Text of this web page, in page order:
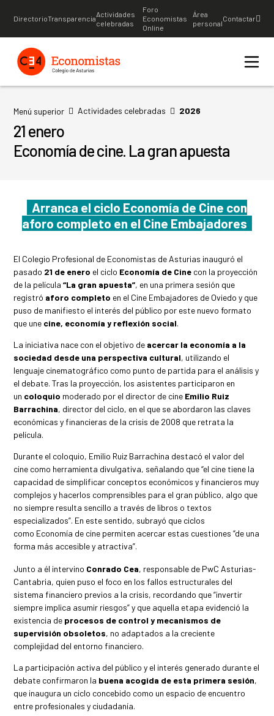
DirectorioTransparencia
Actividades
celebradas
Foro
Economistas
Online
Área
personal
Contactar
Menú superior Actividades celebradas 2026
21 enero
Economía de cine. La gran apuesta
Arranca el ciclo Economía de Cine con
aforo completo en el Cine Embajadores
El Colegio Profesional de Economistas de Asturias inauguró el
pasado 21 de enero el ciclo Economía de Cine con la proyección
de la película“La gran apuesta”, en una primera sesión que
registróaforo completo en el Cine Embajadores de Oviedo y que
puso de manifiesto el interés del público por este nuevo formato
que une cine, economía y reflexión social.
La iniciativa nace con el objetivo deacercar la economía a la
sociedad desde una perspectiva cultural, utilizando el
lenguaje cinematográfico como punto de partida para el análisis y
el debate. Tras la proyección, los asistentes participaron en
un coloquio moderado por el director de cine Emilio Ruiz
Barrachina, director del ciclo, en el que se abordaron las claves
económicas y financieras de la crisis de 2008 que retrata la
película.
Durante el coloquio, Emilio Ruiz Barrachina destacó el valor del
cine como herramienta divulgativa, señalando que “el cine tiene la
capacidad de simplificar conceptos económicos y financieros muy
complejos y hacerlos comprensibles para el gran público, algo que
no siempre resulta sencillo a través de libros o textos
especializados”. En este sentido, subrayó que ciclos
como Economía de cine permiten acercar estas cuestiones “de una
forma más accesible y atractiva”.
Junto a él intervino Conrado Cea, responsable de PwC Asturias-
Cantabria, quien puso el foco en los fallos estructurales del
sistema financiero previos a la crisis, recordando que “invertir
siempre implica asumir riesgos” y que aquella etapa evidenció la
existencia de procesos de control y mecanismos de
supervisión obsoletos, no adaptados a la creciente
complejidad del entorno financiero.
La participación activa del público y el interés generado durante el
debate confirmaron la buena acogida de esta primera sesión,
que inaugura un ciclo concebido como un espacio de encuentro
entre profesionales y ciudadanía.